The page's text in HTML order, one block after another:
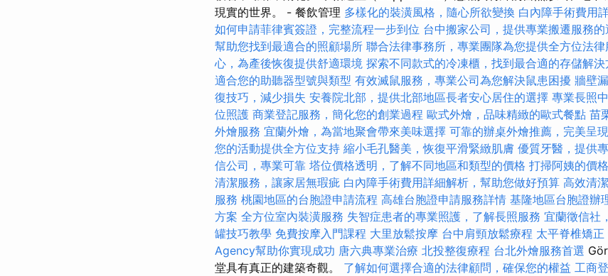
現實的世界。 - 餐飲管理 多樣化的裝潢風格，隨心所欲變換 白內障手術費用
如何申請菲律賓簽證，完整流程一步到位 台中搬家公司，提供專業搬遷服務的
幫助您找到最適合的照顧場所 聯合法律事務所，專業團隊為您提供全方位法律
心，為產後恢復提供舒適環境 探索不同款式的冷凍櫃，找到最合適的存儲解決
適合您的助聽器型號與類型 有效滅鼠服務，專業公司為您解決鼠患困擾 牆壁
復技巧，減少損失 安養院北部，提供北部地區長者安心居住的選擇 專業長照
位照護 商業登記服務，簡化您的創業過程 歐式外燴，品味精緻的歐式餐點 苗
外燴服務 宜蘭外燴，為當地聚會帶來美味選擇 可靠的辦桌外燴推薦，完美呈
您的活動提供全方位支持 縮小毛孔醫美，恢復平滑緊緻肌膚 優質牙醫，提供
信公司，專業可靠 塔位價格透明，了解不同地區和類型的價格 打掃阿姨的價
清潔服務，讓家居無瑕疵 白內障手術費用詳細解析，幫助您做好預算 高效清
服務 桃園地區的台胞證申請流程 高雄台胞證申請服務詳情 基隆地區台胞證辦
方案 全方位室內裝潢服務 失智症患者的專業照護，了解長照服務 宜蘭徵信社
罐技巧教學 免費按摩入門課程 大里放鬆按摩 台中肩頸放鬆療程 太平脊椎矯正
Agency幫助你實現成功 唐六典專業治療 北投整復療程 台北外燴服務首選
堂具有真正的建築奇觀。 了解如何選擇合適的法律顧問，確保您的權益 工商